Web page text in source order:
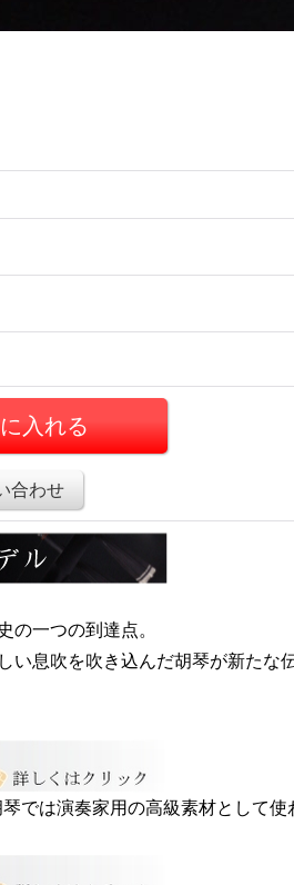
合わせ
の一つの到達点。
息吹を吹き込んだ胡琴が新たな
では演奏家用の高級素材として使